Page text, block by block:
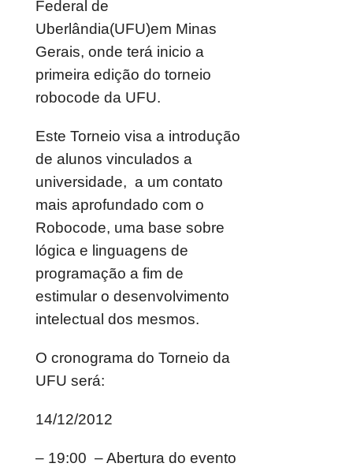
Federal de
Uberlândia(UFU)em Minas
Gerais, onde terá inicio a
primeira edição do torneio
robocode da UFU.
Este Torneio visa a introdução
de alunos vinculados a
universidade, a um contato
mais aprofundado com o
Robocode, uma base sobre
lógica e linguagens de
programação a fim de
estimular o desenvolvimento
intelectual dos mesmos.
O cronograma do Torneio da
UFU será:
14/12/2012
– 19:00 – Abertura do evento